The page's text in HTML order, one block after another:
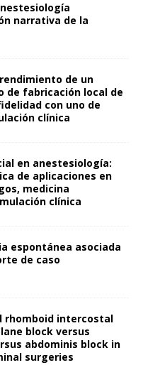
narrativa de la
de un
de fabricación local de
con uno de
clínica
en anestesiología:
de aplicaciones en
medicina
clínica
espontánea asociada
de caso
rhomboid intercostal
block versus
abdominis block in
surgeries